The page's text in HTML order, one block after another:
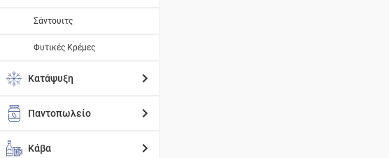
Σάντουιτς
Φυτικές Κρέμες
Κατάψυξη
Παντοπωλείο
Κάβα